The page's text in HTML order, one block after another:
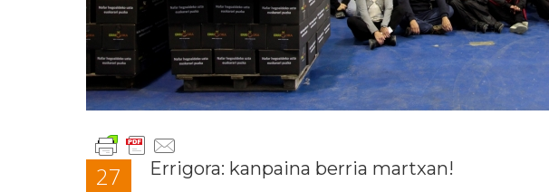
27 Errigora: kanpaina berria martxan!